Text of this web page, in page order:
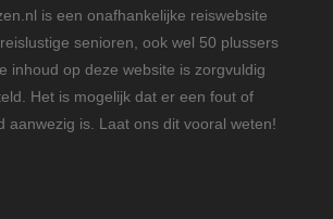
is een onafhankelijke reiswebsite
senioren, ook wel 50 plussers
inhoud op deze website is zorgvuldig
Het is mogelijk dat er een fout of
aanwezig is. Laat ons dit vooral weten!